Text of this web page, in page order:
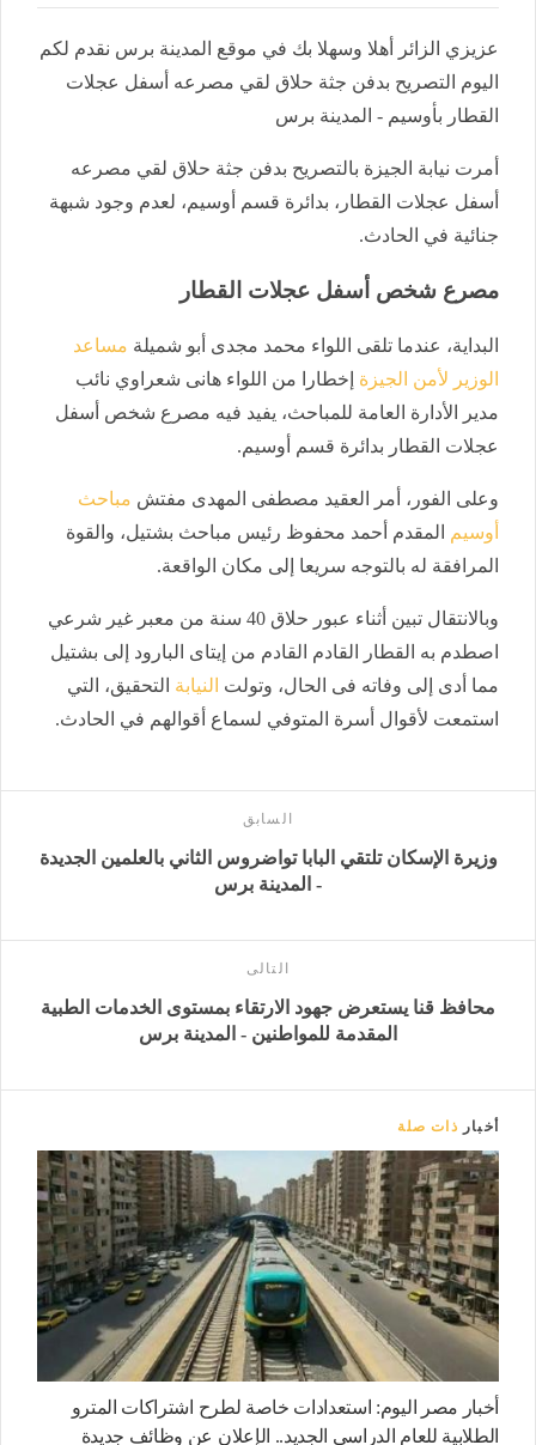
عزيزي الزائر أهلا وسهلا بك في موقع المدينة برس نقدم لكم
اليوم التصريح بدفن جثة حلاق لقي مصرعه أسفل عجلات
القطار بأوسيم - المدينة برس
أمرت نيابة الجيزة بالتصريح بدفن جثة حلاق لقي مصرعه
أسفل عجلات القطار، بدائرة قسم أوسيم، لعدم وجود شبهة
جنائية في الحادث.
مصرع شخص أسفل عجلات القطار
البداية، عندما تلقى اللواء محمد مجدى أبو شميلة مساعد
الوزير لأمن الجيزة إخطارا من اللواء هانى شعراوي نائب
مدير الأدارة العامة للمباحث، يفيد فيه مصرع شخص أسفل
عجلات القطار بدائرة قسم أوسيم.
وعلى الفور، أمر العقيد مصطفى المهدى مفتش مباحث
أوسيم
المقدم أحمد محفوظ رئيس مباحث بشتيل، والقوة
المرافقة له بالتوجه سريعا إلى مكان الواقعة.
وبالانتقال تبين أثناء عبور حلاق 40 سنة من معبر غير شرعي
اصطدم به القطار القادم القادم من إيتاى البارود إلى بشتيل
مما أدى إلى وفاته فى الحال، وتولت النيابة التحقيق، التي
استمعت لأقوال أسرة المتوفي لسماع أقوالهم في الحادث.
السابق
وزيرة الإسكان تلتقي البابا تواضروس الثاني بالعلمين الجديدة
- المدينة برس
التالى
محافظ قنا يستعرض جهود الارتقاء بمستوى الخدمات الطبية
المقدمة للمواطنين - المدينة برس
أخبار ذات صلة
أخبار مصر اليوم: استعدادات خاصة لطرح اشتراكات المترو
الطلابية للعام الدراسى الجديد.. الإعلان عن وظائف جديدة